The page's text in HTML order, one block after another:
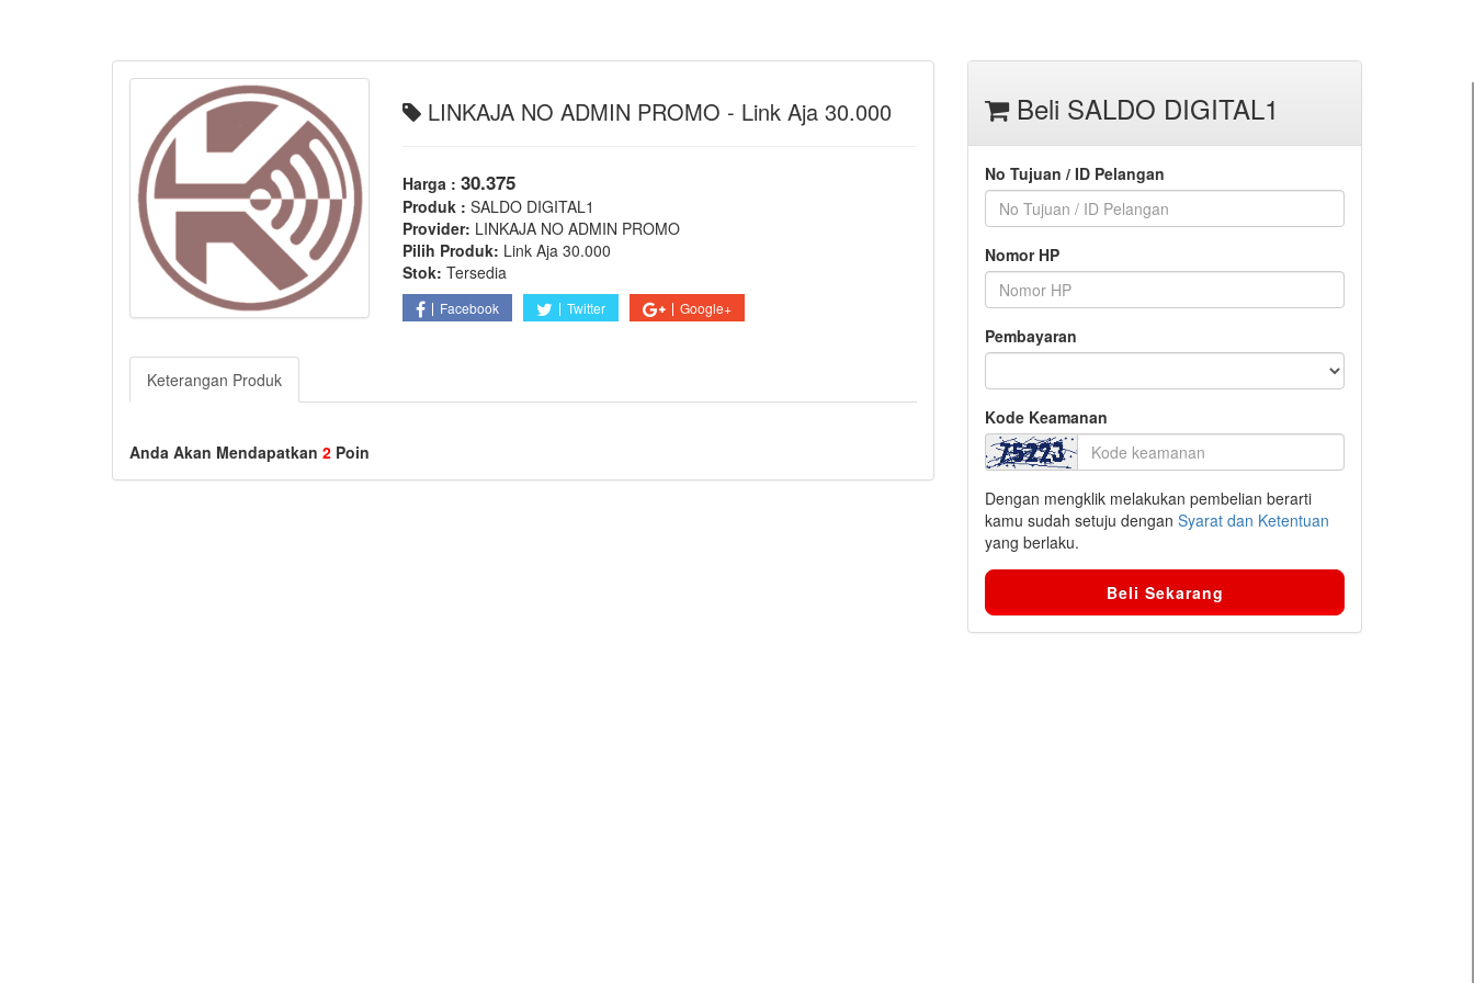
LINKAJA NO ADMIN PROMO - Link Aja 30.000
Harga :30.375
Produk : SALDO DIGITAL1
Provider: LINKAJA NO ADMIN PROMO
Pilih Produk: Link Aja 30.000
Stok: Tersedia
Facebook Twitter Google+
Keterangan Produk
Anda Akan Mendapatkan 2 Poin
Beli SALDO DIGITAL1
No Tujuan / ID Pelangan
Nomor HP
Pembayaran
Kode Keamanan
Dengan mengklik melakukan pembelian berarti
kamu sudah setuju dengan Syarat dan Ketentuan
yang berlaku.
Beli Sekarang